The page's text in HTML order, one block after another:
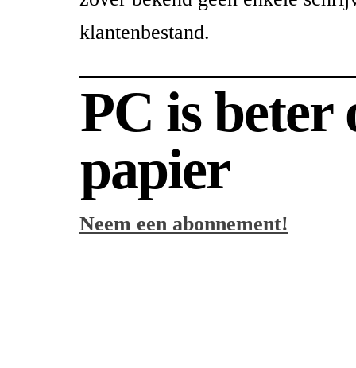
klantenbestand.
PC is beter
papier
Neem een abonnement!